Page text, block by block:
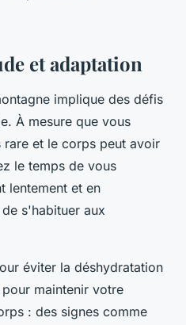
et adaptation
implique des défis
À mesure que vous
et le corps peut avoir
le temps de vous
lentement et en
s'habituer aux
éviter la déshydratation
maintenir votre
: des signes comme